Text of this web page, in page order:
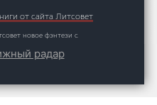
от сайта Литсовет
новое фэнтези с
мечей.…радар